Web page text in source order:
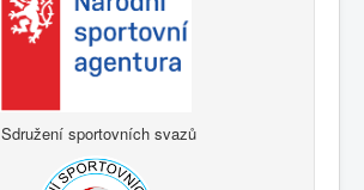
Sdružení sportovních svazů